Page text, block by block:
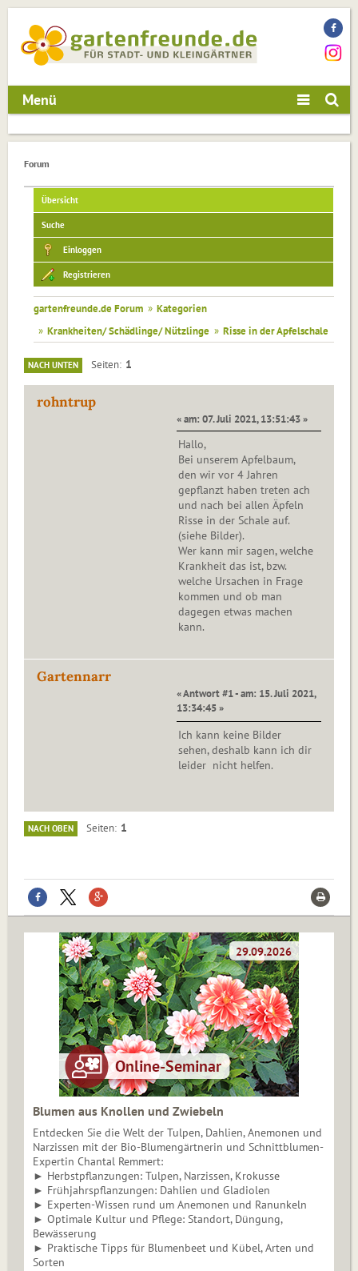
Menü
Forum
Übersicht
Suche
Einloggen
Registrieren
gartenfreunde.de Forum » Kategorien
» Krankheiten/ Schädlinge/ Nützlinge » Risse in der Apfelschale
NACH UNTEN Seiten 1
rohntrup
« am: 07. Juli 2021, 13:51:43 »
Hallo,
Bei unserem Apfelbaum,
den wir vor 4 Jahren
gepflanzt haben treten ach
und nach bei allen Äpfeln
Risse in der Schale auf.
(siehe Bilder).
Wer kann mir sagen, welche
Krankheit das ist, bzw.
welche Ursachen in Frage
kommen und ob man
dagegen etwas machen
kann.
Gartennarr
« Antwort #1 - am: 15. Juli 2021,
13:34:45 »
Ich kann keine Bilder
sehen, deshalb kann ich dir
leider nicht helfen.
NACH OBEN Seiten 1
Blumen aus Knollen und Zwiebeln
Entdecken Sie die Welt der Tulpen, Dahlien, Anemonen und
Narzissen mit der Bio-Blumengärtnerin und Schnittblumen-
Expertin Chantal Remmert:
► Herbstpflanzungen: Tulpen, Narzissen, Krokusse
► Frühjahrspflanzungen: Dahlien und Gladiolen
► Experten-Wissen rund um Anemonen und Ranunkeln
► Optimale Kultur und Pflege: Standort, Düngung,
Bewässerung
► Praktische Tipps für Blumenbeet und Kübel, Arten und
Sorten